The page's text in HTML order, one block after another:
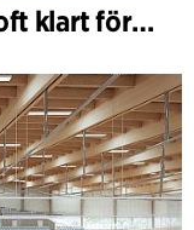
Campus BØGEHØJ i Ebeltoft klart för invigning: Unik träbyggnad färdigställd